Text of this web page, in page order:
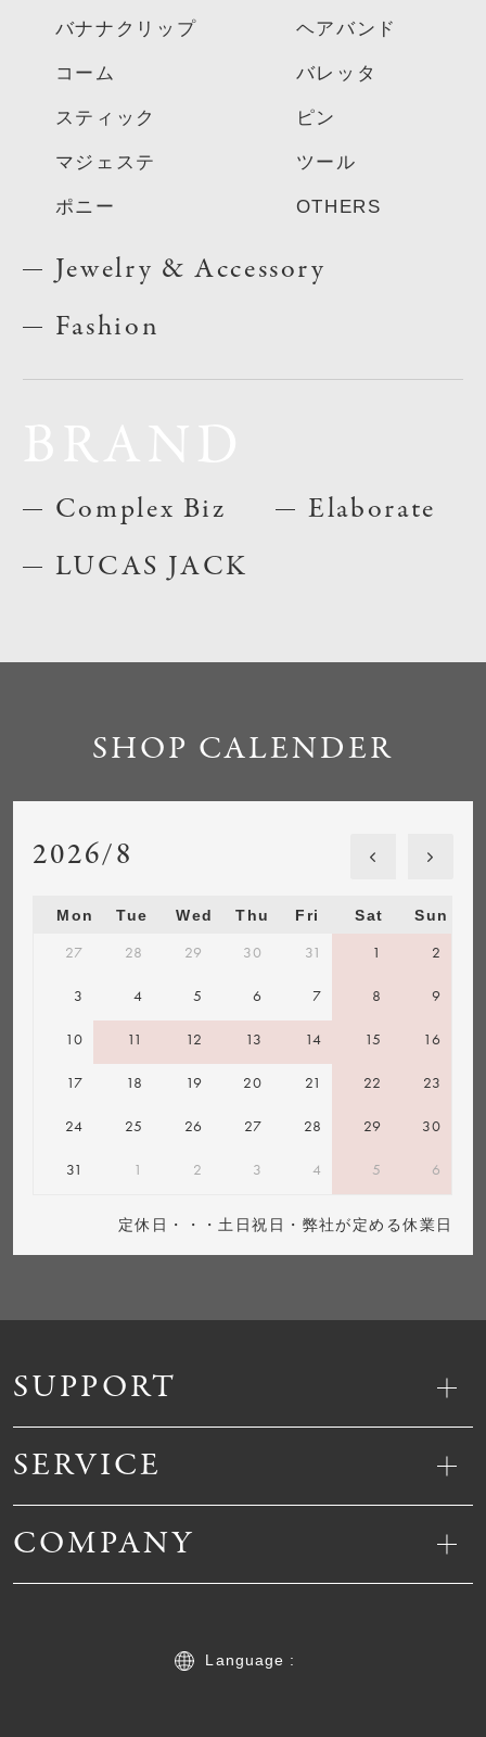
バナナクリップ
コーム
スティック
マジェステ
ポニー
ヘアバンド
バレッタ
ピン
ツール
OTHERS
Jewelry & Accessory
Fashion
Complex Biz
LUCAS JACK
Elaborate
SUPPORT
SERVICE
COMPANY
Language :
SHOP CALENDER
2026/8
Mon Tue Wed Thu Fri Sat Sun
27 28 29 30 31 1 2
3 4 5 6 7 8 9
10 11 12 13 14 15 16
17 18 19 20 21 22 23
24 25 26 27 28 29 30
31 1 2 3 4 5 6
定休日・・・土日祝日・弊社が定める休業日